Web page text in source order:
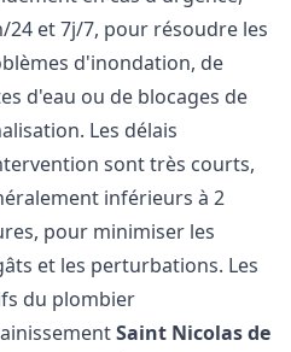
24 et 7j/7, pour résoudre les
d'inondation, de
d'eau ou de blocages de
Les délais
sont très courts,
inférieurs à 2
pour minimiser les
et les perturbations. Les
du plombier
Saint Nicolas de